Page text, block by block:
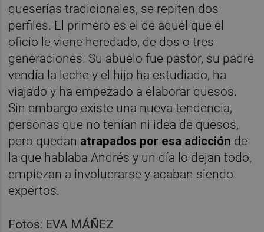
queserías tradicionales, se repiten dos
perfiles. El primero es el de aquel que el
oficio le viene heredado, de dos o tres
generaciones. Su abuelo fue pastor, su padre
vendía la leche y el hijo ha estudiado, ha
viajado y ha empezado a elaborar quesos.
Sin embargo existe una nueva tendencia,
personas que no tenían ni idea de quesos,
pero quedan atrapados por esa adicción de
la que hablaba Andrés y un día lo dejan todo,
empiezan a involucrarse y acaban siendo
expertos.
Fotos: EVA MÁÑEZ